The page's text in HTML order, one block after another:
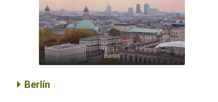
Berlín
Berlín